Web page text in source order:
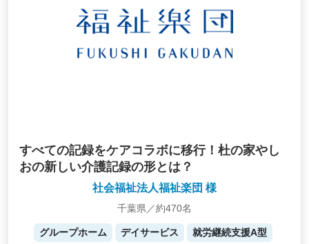
すべての記録をケアコラボに移行！杜の家やし
おの新しい介護記録の形とは？
社会福祉法人福祉楽団 様
千葉県／約470名
グループホーム デイサービス
就労継続支援A型